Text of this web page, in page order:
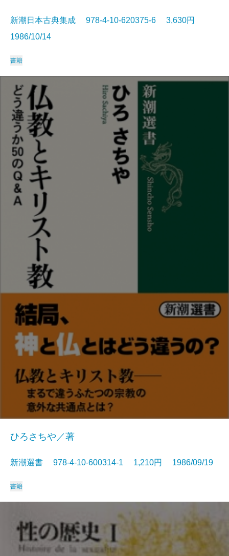
新潮日本古典集成 978-4-10-620375-6 3,630円
1986/10/14
書籍
ひろさちや／著
新潮選書 978-4-10-600314-1 1,210円 1986/09/19
書籍